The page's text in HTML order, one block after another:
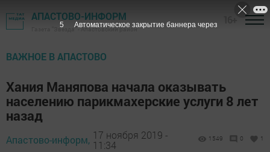
АПАСТОВО-ИНФОРМ
Газета "Звезда" - Апастовский район
ВАЖНОЕ В АПАСТОВО
Хания Маняпова начала оказывать
населению парикмахерские услуги 8 лет
назад
Апастово-информ, 17 ноября 2019 -
11:34
1549 0 1
4 Автоматическое закрытие баннера через